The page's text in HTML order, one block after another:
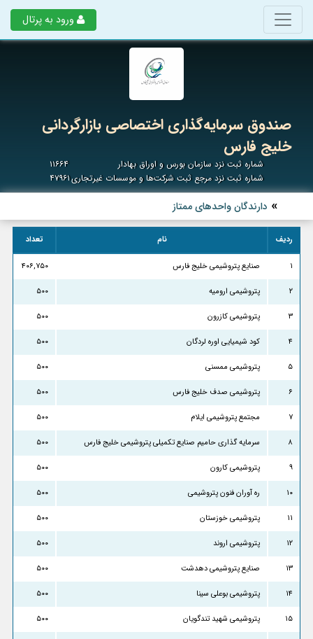
ورود به پرتال
صندوق سرمایه‌گذاری اختصاصی بازارگردانی
خلیج فارس
شماره ثبت نزد سازمان بورس و اوراق بهادار
۱۱۶۶۴
شماره ثبت نزد مرجع ثبت شرکت‌ها و موسسات غیرتجاری۴۷۹۶۱
دارندگان واحدهای ممتاز
ردیف نام تعداد
۱ صنایع پتروشیمی خلیج فارس ۴۰۶,۷۵۰
۲ پتروشیمی ارومیه ۵۰۰
۳ پتروشیمی کازرون ۵۰۰
۴ کود شیمیایی اوره لردگان ۵۰۰
۵ پتروشیمی ممسنی ۵۰۰
۶ پتروشیمی صدف خلیج فارس ۵۰۰
۷ مجتمع پتروشیمی ایلام ۵۰۰
۸ سرمایه گذاری حامیم صنایع تکمیلی پتروشیمی خلیج فارس ۵۰۰
۹ پتروشیمی کارون ۵۰۰
۱۰ ره آوران فنون پتروشیمی ۵۰۰
۱۱ پتروشیمی خوزستان ۵۰۰
۱۲ پتروشیمی اروند ۵۰۰
۱۳ صنایع پتروشیمی دهدشت ۵۰۰
۱۴ پتروشیمی بوعلی سینا ۵۰۰
۱۵ پتروشیمی شهید تندگویان ۵۰۰